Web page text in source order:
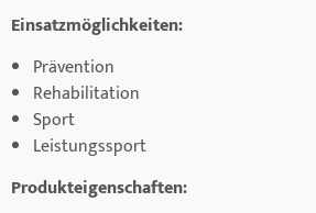
Einsatzmöglichkeiten:
Prävention
Rehabilitation
Sport
Leistungssport
Produkteigenschaften: